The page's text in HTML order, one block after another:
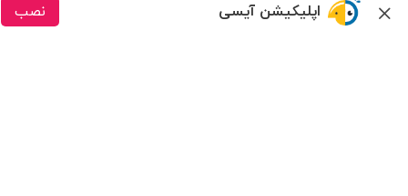
اپلیکیشن آیسی نصب